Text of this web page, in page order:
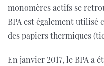
monomères actifs se
BPA est également utilisé
des papiers thermiques
En janvier 2017, le BPA a